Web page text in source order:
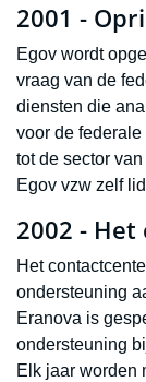
2001 -
Egov wordt
vraag van de
diensten die
voor de
tot de sector
Egov vzw zelf
2002 -
Het
ondersteuning
Eranova is
ondersteuning
Elk jaar worden